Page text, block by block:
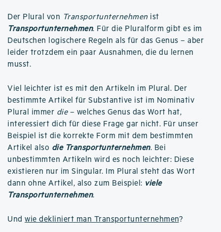
Der Plural von Transportunternehmen ist
Transportunternehmen. Für die Pluralform gibt es im
Deutschen logischere Regeln als für das Genus – aber
leider trotzdem ein paar Ausnahmen, die du lernen
musst.
Viel leichter ist es mit den Artikeln im Plural. Der
bestimmte Artikel für Substantive ist im Nominativ
Plural immer die– welches Genus das Wort hat,
interessiert dich für diese Frage gar nicht. Für unser
Beispiel ist die korrekte Form mit dem bestimmten
Artikel also die Transportunternehmen. Bei
unbestimmten Artikeln wird es noch leichter: Diese
existieren nur im Singular. Im Plural steht das Wort
dann ohne Artikel, also zum Beispiel: viele
Transportunternehmen.
Und wie dekliniert man Transportunternehmen?